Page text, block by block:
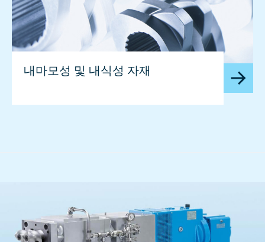
내마모성 및 내식성 자재